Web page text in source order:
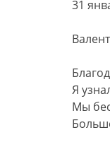
31
Я
Мы